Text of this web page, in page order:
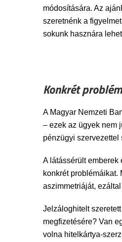
módosítására. Az
szeretnénk a
sokunk hasznára
Konkrét
A Magyar Nemzeti
– ezek az ügyek nem
pénzügyi szervezettel
A látássérült emberek
konkrét
aszimmetriáját,
Jelzáloghitelt
megfizetésére? Van
volna hitelkártya-